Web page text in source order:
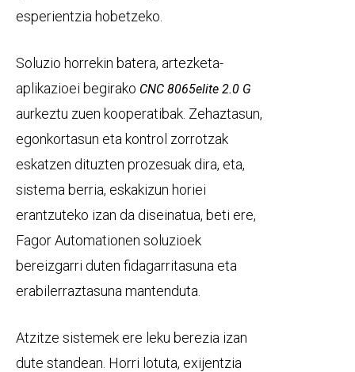
esperientzia hobetzeko.
Soluzio horrekin batera, artezketa-
aplikazioei begirako CNC 8065elite 2.0 G
aurkeztu zuen kooperatibak. Zehaztasun,
egonkortasun eta kontrol zorrotzak
eskatzen dituzten prozesuak dira, eta,
sistema berria, eskakizun horiei
erantzuteko izan da diseinatua, beti ere,
Fagor Automationen soluzioek
bereizgarri duten fidagarritasuna eta
erabilerraztasuna mantenduta.
Atzitze sistemek ere leku berezia izan
dute standean. Horri lotuta, exijentzia